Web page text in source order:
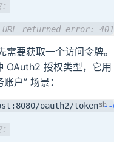
returned error: 401
要获取一个访问令牌。
OAuth2 授权类型，它用
户” 场景：
oauth2/token --